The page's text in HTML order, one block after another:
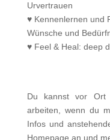
Urvertrauen
♥ Kennenlernen und
Wünsche und
♥ Feel & Heal: deep
Du kannst vor Ort
arbeiten, wenn du
Infos und
Homepage an und